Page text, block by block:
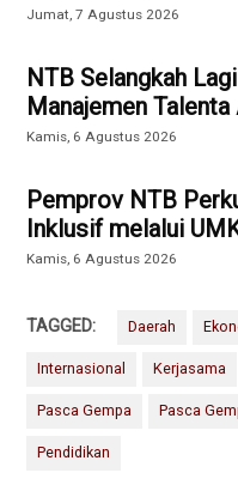
Jumat, 7 Agustus 2026
NTB Selangkah
Manajemen Talenta
Kamis, 6 Agustus 2026
Pemprov NTB
Inklusif melalui
Kamis, 6 Agustus 2026
TAGGED: Daerah
Internasional Kerjasama
Pasca Gempa Pasca
Pendidikan